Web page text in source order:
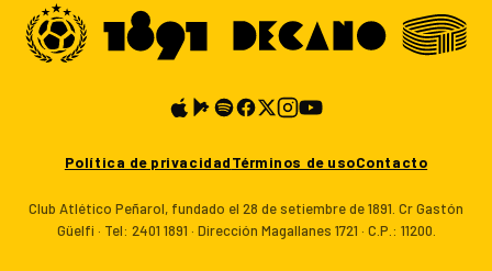
Política de privacidadTérminos de usoContacto
Club Atlético Peñarol, fundado el 28 de setiembre de 1891. Cr Gastón
Güelfi · Tel: 2401 1891 · Dirección Magallanes 1721 · C.P.: 11200.